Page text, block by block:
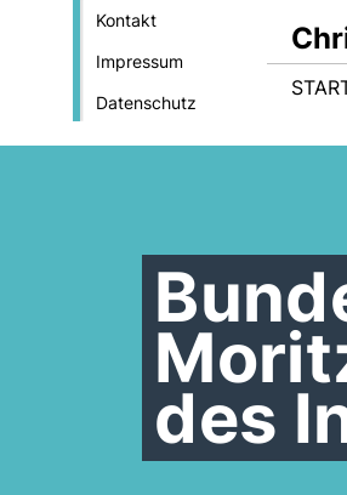
Kontakt
Impressum
Datenschutz
des